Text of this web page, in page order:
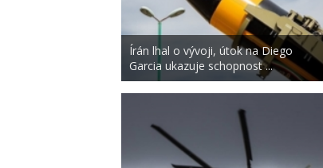
Írán lhal o vývoji, útok na Diego
Garcia ukazuje schopnost ...